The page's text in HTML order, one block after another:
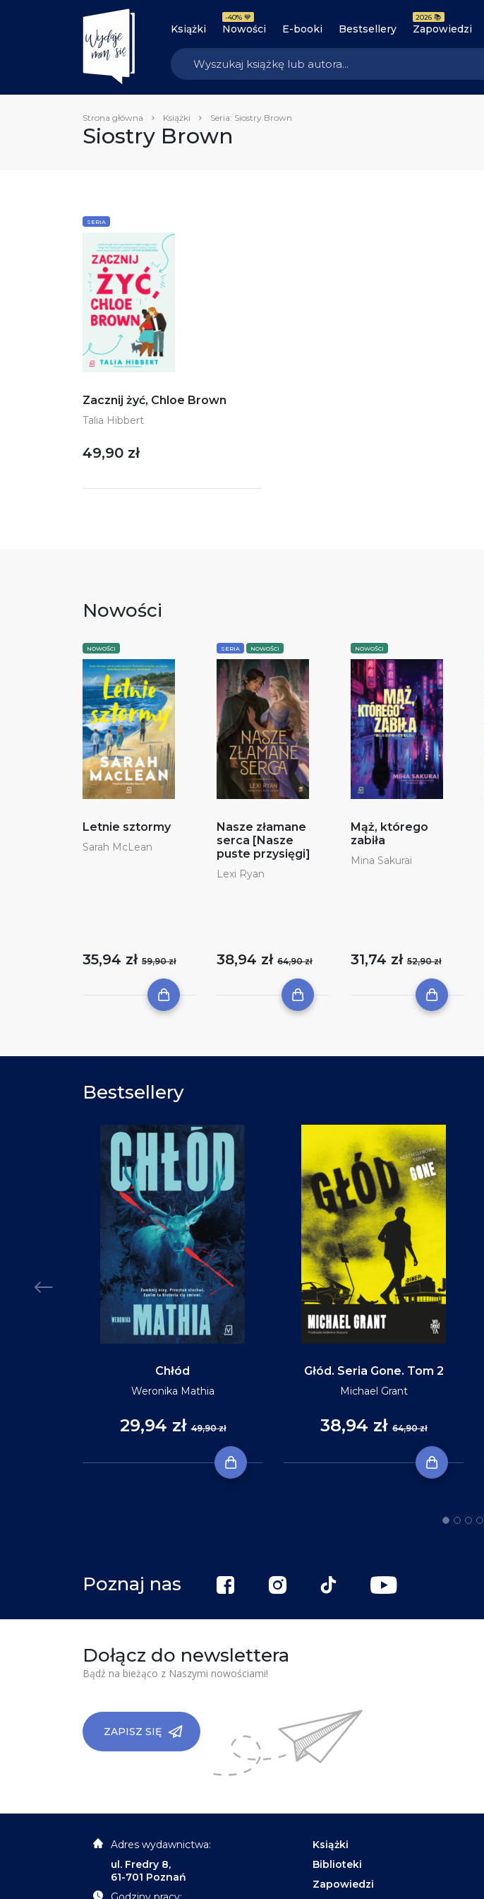
Książki Nowości
-40% 💙
E-booki Bestsellery Zapowiedzi
2026 📚
Strona główna Książki Seria: Siostry Brown
Siostry Brown
SERIA
Zacznij żyć, Chloe Brown
Talia Hibbert
49,90 zł
Nowości
NOWOŚCI
Letnie sztormy
Sarah McLean
35,94 zł 59,90 zł
SERIA NOWOŚCI
Nasze złamane
serca [Nasze
puste przysięgi]
Lexi Ryan
38,94 zł 64,90 zł
NOWOŚCI
Mąż, którego
zabiła
Mina Sakurai
31,74 zł 52,90 zł
Bestsellery
Chłód
Weronika Mathia
29,94 zł49,90 zł
Głód. Seria Gone. Tom 2
Michael Grant
38,94 zł 64,90 zł
Poznaj nas
Dołącz do newslettera
Bądź na bieżąco z Naszymi nowościami!
ZAPISZ SIĘ
Adres wydawnictwa:
ul. Fredry 8,
61-701 Poznań
Książki
Biblioteki
Zapowiedzi